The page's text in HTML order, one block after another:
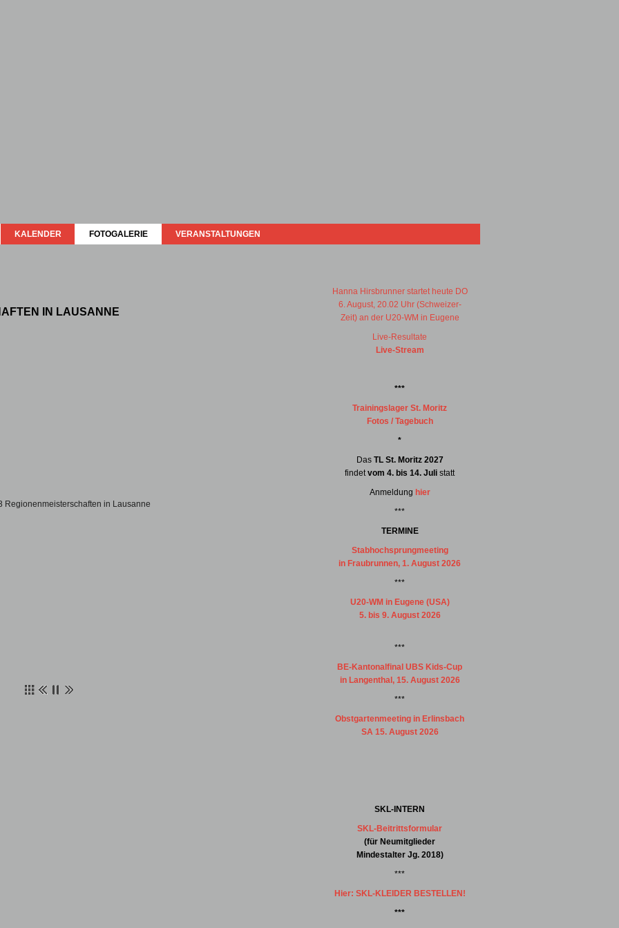
KALENDER FOTOGALERIE VERANSTALTUNGEN
IN LAUSANNE
Hanna Hirsbrunner startet heute DO
6. August, 20.02 Uhr (Schweizer-
Zeit) an der U20-WM in Eugene
Live-Resultate
Live-Stream
***
Trainingslager St. Moritz
Fotos / Tagebuch
*
Das TL St. Moritz 2027
findetvom 4. bis 14. Juli statt
Anmeldung hier
***
TERMINE
Stabhochsprungmeeting
in Fraubrunnen, 1. August 2026
***
U20-WM in Eugene (USA)
5. bis 9. August 2026
***
BE-Kantonalfinal UBS Kids-Cup
in Langenthal, 15. August 2026
***
Obstgartenmeeting in Erlinsbach
SA 15. August 2026
SKL-INTERN
SKL-Beitrittsformular
(für Neumitglieder
Mindestalter Jg. 2018)
***
Hier: SKL-KLEIDER BESTELLEN!
***